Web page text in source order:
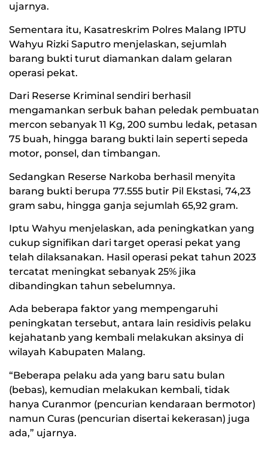
ujarnya.
Sementara itu, Kasatreskrim Polres Malang IPTU
Wahyu Rizki Saputro menjelaskan, sejumlah
barang bukti turut diamankan dalam gelaran
operasi pekat.
Dari Reserse Kriminal sendiri berhasil
mengamankan serbuk bahan peledak pembuatan
mercon sebanyak 11 Kg, 200 sumbu ledak, petasan
75 buah, hingga barang bukti lain seperti sepeda
motor, ponsel, dan timbangan.
Sedangkan Reserse Narkoba berhasil menyita
barang bukti berupa 77.555 butir Pil Ekstasi, 74,23
gram sabu, hingga ganja sejumlah 65,92 gram.
Iptu Wahyu menjelaskan, ada peningkatkan yang
cukup signifikan dari target operasi pekat yang
telah dilaksanakan. Hasil operasi pekat tahun 2023
tercatat meningkat sebanyak 25% jika
dibandingkan tahun sebelumnya.
Ada beberapa faktor yang mempengaruhi
peningkatan tersebut, antara lain residivis pelaku
kejahatanb yang kembali melakukan aksinya di
wilayah Kabupaten Malang.
“Beberapa pelaku ada yang baru satu bulan
(bebas), kemudian melakukan kembali, tidak
hanya Curanmor (pencurian kendaraan bermotor)
namun Curas (pencurian disertai kekerasan) juga
ada,” ujarnya.